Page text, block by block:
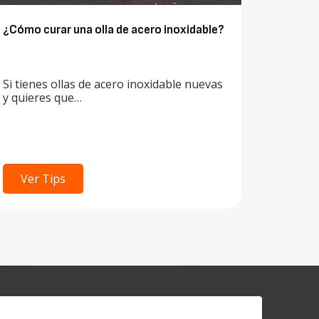
¿Cómo curar una olla de acero inoxidable?
Si tienes ollas de acero inoxidable nuevas
y quieres que…
Ver Tips